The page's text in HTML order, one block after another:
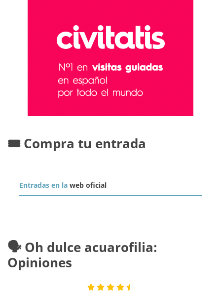
🎟️ Compra tu entrada
Entradas en la web oficial
🗣️ Oh dulce acuarofilia:
Opiniones